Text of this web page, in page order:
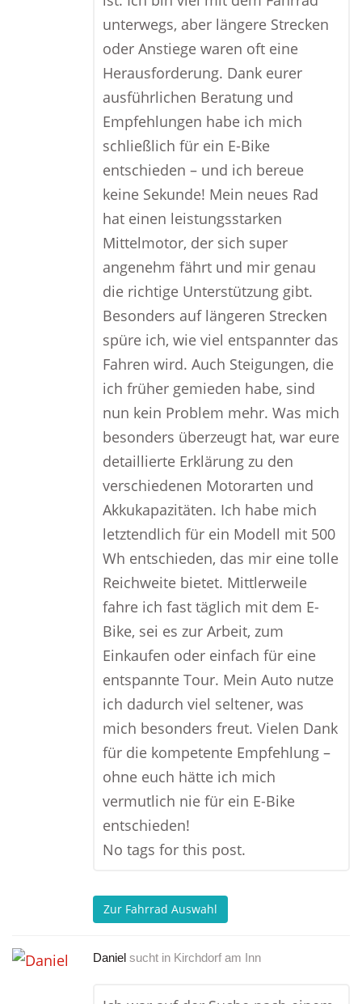
unterwegs, aber längere Strecken
oder Anstiege waren oft eine
Herausforderung. Dank eurer
ausführlichen Beratung und
Empfehlungen habe ich mich
schließlich für ein E-Bike
entschieden – und ich bereue
keine Sekunde! Mein neues Rad
hat einen leistungsstarken
Mittelmotor, der sich super
angenehm fährt und mir genau
die richtige Unterstützung gibt.
Besonders auf längeren Strecken
spüre ich, wie viel entspannter das
Fahren wird. Auch Steigungen, die
ich früher gemieden habe, sind
nun kein Problem mehr. Was mich
besonders überzeugt hat, war eure
detaillierte Erklärung zu den
verschiedenen Motorarten und
Akkukapazitäten. Ich habe mich
letztendlich für ein Modell mit 500
Wh entschieden, das mir eine tolle
Reichweite bietet. Mittlerweile
fahre ich fast täglich mit dem E-
Bike, sei es zur Arbeit, zum
Einkaufen oder einfach für eine
entspannte Tour. Mein Auto nutze
ich dadurch viel seltener, was
mich besonders freut. Vielen Dank
für die kompetente Empfehlung –
ohne euch hätte ich mich
vermutlich nie für ein E-Bike
entschieden!
No tags for this post.
Zur Fahrrad Auswahl
Daniel sucht in Kirchdorf am Inn